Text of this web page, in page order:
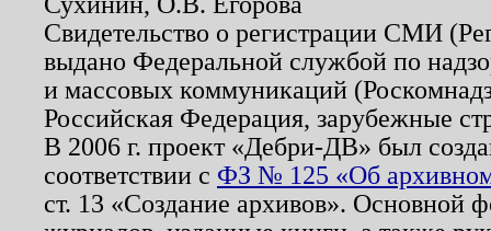
Свидетельство о регистрации СМИ
выдано Федеральной службой по
и массовых коммуникаций
Российская Федерация, зарубежные
В 2006 г. проект «Дебри-ДВ» был
соответствии с ФЗ № 125 «Об
ст. 13 «Создание архивов». Основной